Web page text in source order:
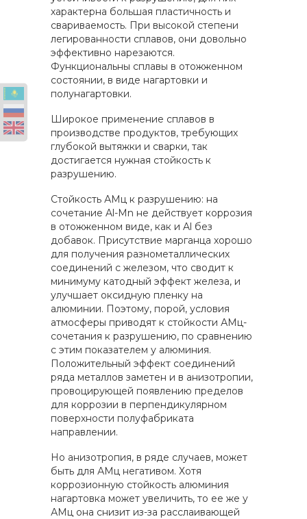
характерна большая пластичность и
свариваемость. При высокой степени
легированности сплавов, они довольно
эффективно нарезаются.
Функциональны сплавы в отожженном
состоянии, в виде нагартовки и
полунагартовки.
Широкое применение сплавов в
производстве продуктов, требующих
глубокой вытяжки и сварки, так
достигается нужная стойкость к
разрушению.
Стойкость АМц к разрушению: на
сочетание Al-Мn не действует коррозия
в отожженном виде, как и Al без
добавок. Присутствие марганца хорошо
для получения разнометаллических
соединений с железом, что сводит к
минимуму катодный эффект железа, и
улучшает оксидную пленку на
алюминии. Поэтому, порой, условия
атмосферы приводят к стойкости АМц-
сочетания к разрушению, по сравнению
с этим показателем у алюминия.
Положительный эффект соединений
ряда металлов заметен и в анизотропии,
провоцирующей появлению пределов
для коррозии в перпендикулярном
поверхности полуфабриката
направлении.
Но анизотропия, в ряде случаев, может
быть для АМц негативом. Хотя
коррозионную стойкость алюминия
нагартовка может увеличить, то ее же у
АМц она снизит из-за расслаивающей